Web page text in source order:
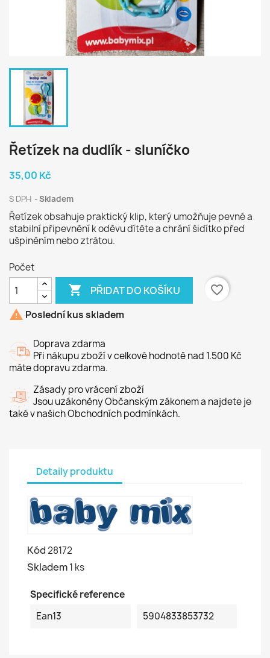
Řetízek na dudlík - sluníčko
35,00 Kč
S DPH Skladem
Řetízek obsahuje praktický klip, který umožňuje pevné a
stabilní připevnění k oděvu dítěte a chrání šidítko před
ušpiněním nebo ztrátou.
Počet
 PŘIDAT DO KOŠÍKU
favorite_border
 Poslední kus skladem
Doprava zdarma
Při nákupu zboží v celkové hodnotě nad 1.500 Kč
máte dopravu zdarma.
Zásady pro vrácení zboží
Jsou uzákoněny Občanským zákonem a najdete je
také v našich Obchodních podmínkách.
Detaily produktu
Kód28172
Skladem1 ks
Specifické reference
Ean13
5904833853732